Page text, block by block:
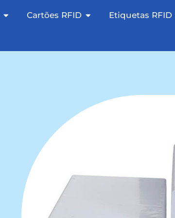
Etiquetas NFC abertas
Cartões RFID Cartões RFID abertos
Etiquetas RFID